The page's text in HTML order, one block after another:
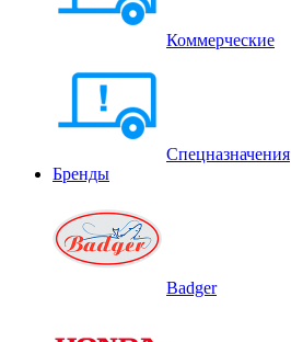
Коммерческие
Спецназначения
Бренды
Badger